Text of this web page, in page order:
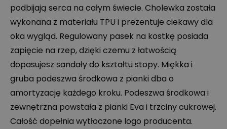
podbijają serca na całym świecie. Cholewka została
wykonana z materiału TPU i prezentuje ciekawy dla
oka wygląd. Regulowany pasek na kostkę posiada
zapięcie na rzep, dzięki czemu z łatwością
dopasujesz sandały do kształtu stopy. Miękka i
gruba podeszwa środkowa z pianki dba o
amortyzację każdego kroku. Podeszwa środkowa i
zewnętrzna powstała z pianki Eva i trzciny cukrowej.
Całość dopełnia wytłoczone logo producenta.